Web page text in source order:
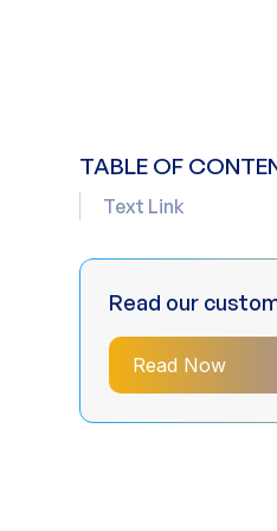
TABLE OF
Text Link
Read our
Read Now